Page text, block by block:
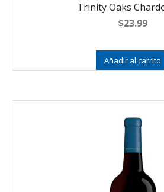
Trinity Oaks
$23.99
Añadir al carrito